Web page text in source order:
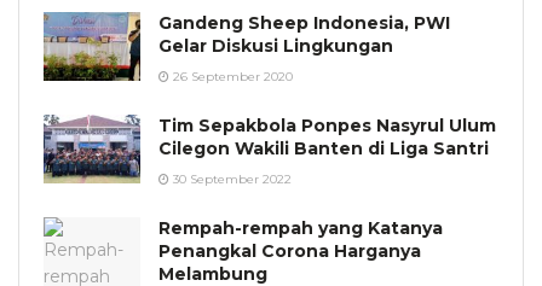
Gandeng Sheep Indonesia, PWI
Gelar Diskusi Lingkungan
26 September 2020
Tim Sepakbola Ponpes Nasyrul Ulum
Cilegon Wakili Banten di Liga Santri
30 September 2022
Rempah-rempah yang Katanya
Penangkal Corona Harganya
Melambung